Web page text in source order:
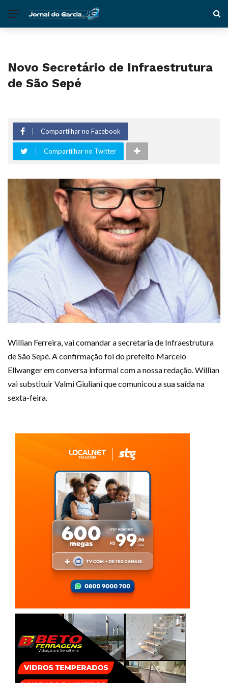
Novo Secretário de Infraestrutura
de São Sepé
Compartilhar no Facebook
Compartilhar no Twitter
Willian Ferreira, vai comandar a secretaria de Infraestrutura
de São Sepé. A confirmação foi do prefeito Marcelo
Ellwanger em conversa informal com a nossa redação. Willian
vai substituir Valmi Giuliani que comunicou a sua saída na
sexta-feira.